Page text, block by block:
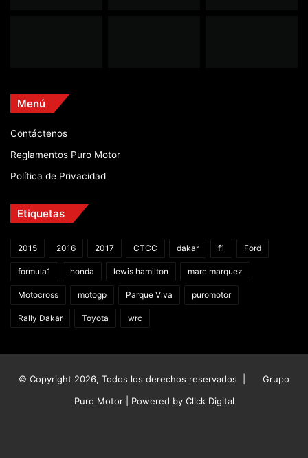
Menú
Contáctenos
Reglamentos Puro Motor
Política de Privacidad
Etiquetas
2015 2016 2017 CTCC dakar f1 Ford
formula1 honda lewis hamilton marc marquez
Motocross motogp Parque Viva puromotor
Rally Dakar Toyota wrc
© Copyright 2026, Todos los derechos reservados |
Grupo
Puro Motor | Powered by Click Digital